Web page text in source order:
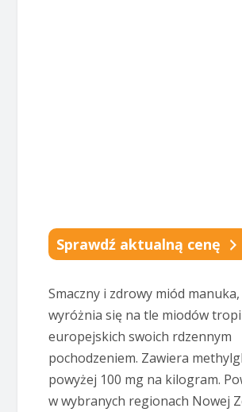
Sprawdź aktualną cenę
Smaczny i zdrowy miód
wyróżnia się na tle miodów
europejskich swoich rdzennym
pochodzeniem. Zawiera
powyżej 100 mg na kilogram.
w wybranych regionach Nowej